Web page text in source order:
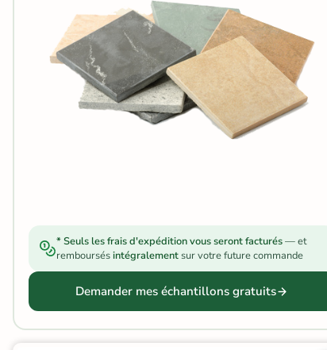
Carrelage extra fin
Voir tous les
Échantillons gratuits
GRATUITS
Échantillons
* Seuls les frais d'expédition vous seront facturés— et
remboursésintégralementsur votre future commande
Demander mes échantillons gratuits